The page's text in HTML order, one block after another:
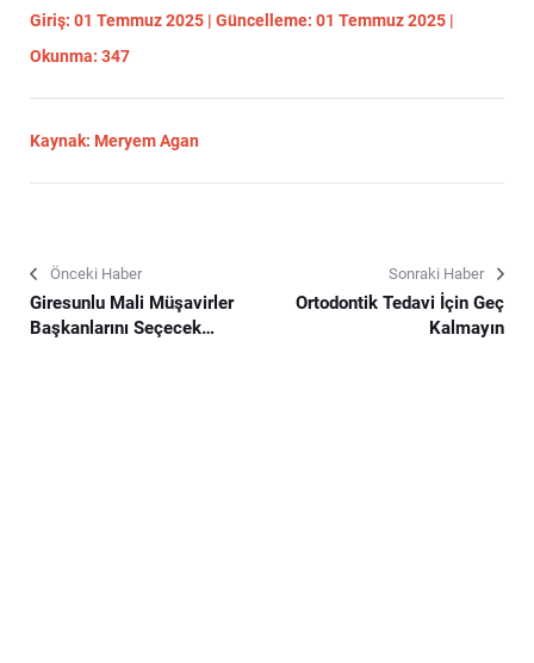
Giriş: 01 Temmuz 2025 | Güncelleme: 01 Temmuz 2025 |
Okunma: 347
Kaynak: Meryem Agan
Önceki Haber
Giresunlu Mali Müşavirler
Başkanlarını Seçecek…
Sonraki Haber
Ortodontik Tedavi İçin Geç
Kalmayın